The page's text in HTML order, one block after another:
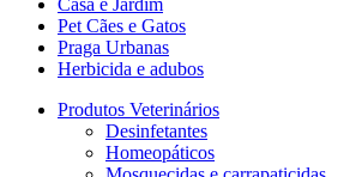
Casa e Jardim
Pet Cães e Gatos
Praga Urbanas
Herbicida e adubos
Produtos Veterinários
Desinfetantes
Homeopáticos